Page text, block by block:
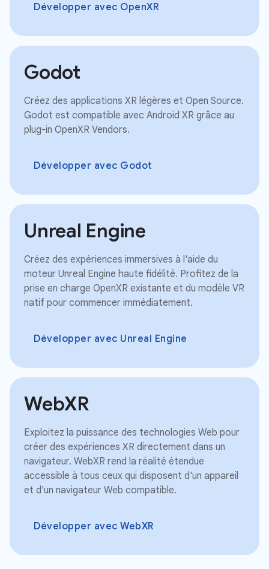
Développer avec OpenXR
Godot
Créez des applications XR légères et Open Source.
Godot est compatible avec Android XR grâce au
plug-in OpenXR Vendors.
Développer avec Godot
Unreal Engine
Créez des expériences immersives à l'aide du
moteur Unreal Engine haute fidélité. Profitez de la
prise en charge OpenXR existante et du modèle VR
natif pour commencer immédiatement.
Développer avec Unreal Engine
WebXR
Exploitez la puissance des technologies Web pour
créer des expériences XR directement dans un
navigateur. WebXR rend la réalité étendue
accessible à tous ceux qui disposent d'un appareil
et d'un navigateur Web compatible.
Développer avec WebXR